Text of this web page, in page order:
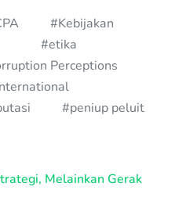
#Kebijakan
#etika
Perceptions
International
#peniup peluit
Melainkan Gerak